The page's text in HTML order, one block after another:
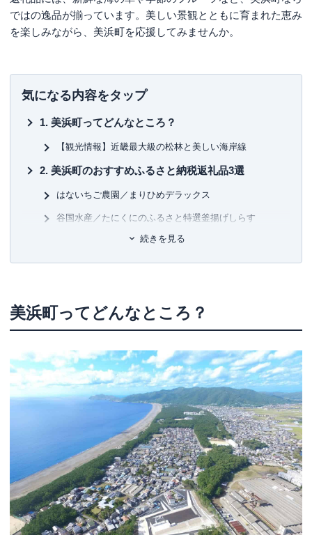
ではの逸品が揃っています。美しい景観とともに育まれた恵み
を楽しみながら、美浜町を応援してみませんか。
気になる内容をタップ
美浜町ってどんなところ？
【観光情報】近畿最大級の松林と美しい海岸線
美浜町のおすすめふるさと納税返礼品3選
はないちご農園／まりひめデラックス
谷国水産／たにくにのふるさと特選釜揚げしらす
株式会社はし長／地元産 冷凍伊勢海老カット（サイズ
続きを見る
美浜町ってどんなところ？